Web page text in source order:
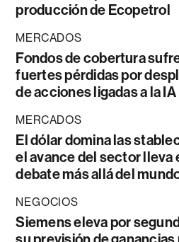
producción de Ecopetrol
MERCADOS
Fondos de cobertura
fuertes pérdidas por
de acciones ligadas a la IA
MERCADOS
El dólar domina las
el avance del sector lleva
debate más allá del
NEGOCIOS
Siemens eleva por